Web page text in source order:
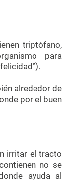
triptófano,
para
alrededor de
por el buen
irritar el tracto
no se
ayuda al